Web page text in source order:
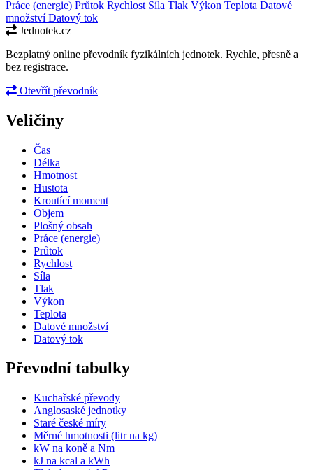
Práce (energie) Průtok Rychlost Síla Tlak Výkon Teplota Datové
množstvíDatový tok
Jednotek.cz
Bezplatný online převodník fyzikálních jednotek. Rychle, přesně a
bez registrace.
Otevřít převodník
Veličiny
Čas
Délka
Hmotnost
Hustota
Kroutící moment
Objem
Plošný obsah
Práce (energie)
Průtok
Rychlost
Síla
Tlak
Výkon
Teplota
Datové množství
Datový tok
Převodní tabulky
Kuchařské převody
Anglosaské jednotky
Staré české míry
Měrné hmotnosti (litr na kg)
kW na koně a Nm
kJ na kcal a kWh